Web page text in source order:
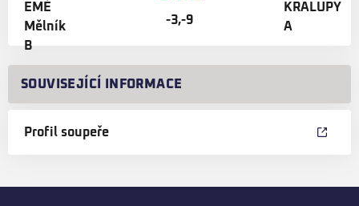
-3,-9
SOUVISEJÍCÍ INFORMACE
Profil soupeře